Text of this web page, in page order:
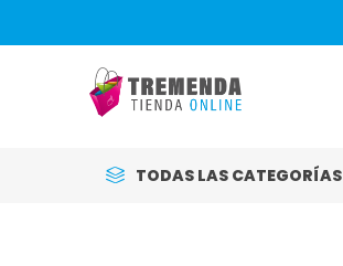
TODAS LAS CATEGORÍAS